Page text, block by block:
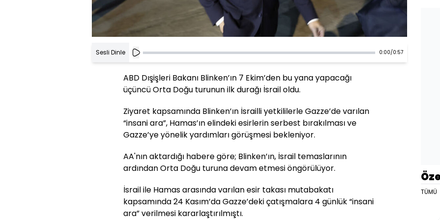
Sesli Dinle 0:00/0:57
ABD Dışişleri Bakanı Blinken’ın 7 Ekim’den bu yana yapacağı
üçüncü Orta Doğu turunun ilk durağı İsrail oldu.
Ziyaret kapsamında Blinken’ın İsrailli yetkililerle Gazze’de varılan
“insani ara”, Hamas’ın elindeki esirlerin serbest bırakılması ve
Gazze’ye yönelik yardımları görüşmesi bekleniyor.
AA'nın aktardığı habere göre; Blinken’ın, İsrail temaslarının
ardından Orta Doğu turuna devam etmesi öngörülüyor.
İsrail ile Hamas arasında varılan esir takası mutabakatı
kapsamında 24 Kasım’da Gazze’deki çatışmalara 4 günlük “insani
ara” verilmesi kararlaştırılmıştı.
TÜMÜ